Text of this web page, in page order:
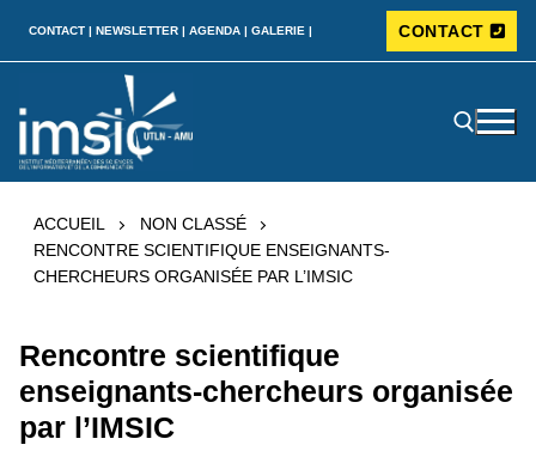
CONTACT | NEWSLETTER | AGENDA | GALERIE | CONTACT
ACCUEIL
NON CLASSÉ
RENCONTRE SCIENTIFIQUE ENSEIGNANTS-
CHERCHEURS ORGANISÉE PAR L’IMSIC
Rencontre scientifique
enseignants-chercheurs organisée
par l’IMSIC